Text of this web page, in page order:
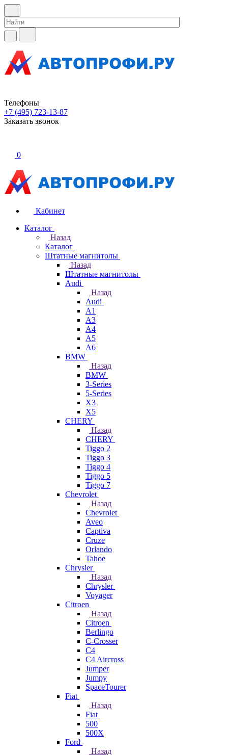
Телефоны
+7 (495) 723-13-87
Заказать звонок
0
Кабинет
Каталог
Назад
Каталог
Штатные магнитолы
Назад
Штатные магнитолы
Audi
Назад
Audi
A1
A3
A4
A5
A6
BMW
Назад
BMW
3-Series
5-Series
X3
X5
CHERY
Назад
CHERY
Tiggo 2
Tiggo 3
Tiggo 4
Tiggo 5
Tiggo 7
Chevrolet
Назад
Chevrolet
Aveo
Captiva
Cruze
Orlando
Tahoe
Chrysler
Назад
Chrysler
Voyager
Citroen
Назад
Citroen
Berlingo
C-Crosser
C4
C4 Aircross
Jumper
Jumpy
SpaceTourer
Fiat
Назад
Fiat
500
500X
Ford
Назад